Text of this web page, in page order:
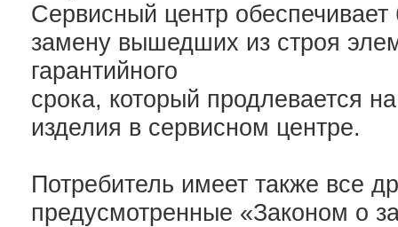
Сервисный центр
замену вышедших из строя
гарантийного
срока, который продлевается
изделия в сервисном центре.
Потребитель имеет также все
предусмотренные «Законом о